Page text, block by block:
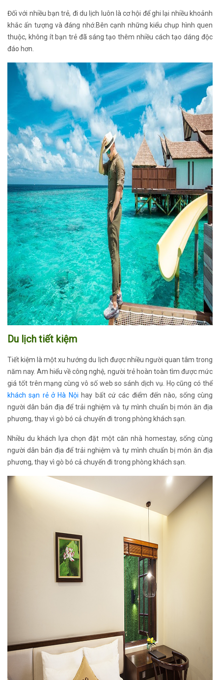
Đối với nhiều bạn trẻ, đi du lịch luôn là cơ hội để ghi lại nhiều khoảnh
khắc ấn tượng và đáng nhớ.Bên cạnh những kiểu chụp hình quen
thuộc, không ít bạn trẻ đã sáng tạo thêm nhiều cách tạo dáng độc
đáo hơn.
Du lịch tiết kiệm
Tiết kiệm là một xu hướng du lịch được nhiều người quan tâm trong
năm nay. Am hiểu về công nghệ, người trẻ hoàn toàn tìm được mức
giá tốt trên mạng cùng vô số web so sánh dịch vụ. Họ cũng có thể
khách sạn rẻ ở Hà Nội hay bất cứ các điểm đến nào, sống cùng
người dân bản địa để trải nghiệm và tự mình chuẩn bị món ăn địa
phương, thay vì gò bó cả chuyến đi trong phòng khách sạn.
Nhiều du khách lựa chọn đặt một căn nhà homestay, sống cùng
người dân bản địa để trải nghiệm và tự mình chuẩn bị món ăn địa
phương, thay vì gò bó cả chuyến đi trong phòng khách sạn.